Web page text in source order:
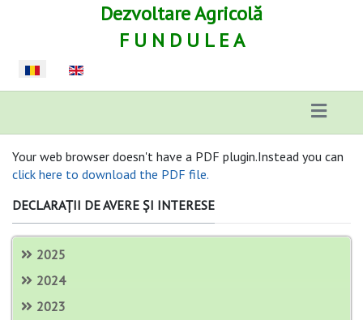
Dezvoltare Agricolă
F U N D U L E A
Selectați limba dvs
Your web browser doesn't have a PDF plugin.Instead you can
click here to download the PDF file.
DECLARAȚII DE AVERE ȘI INTERESE
2025
2024
2023